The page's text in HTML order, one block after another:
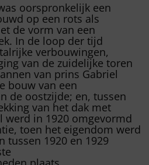
oorspronkelijk een
op een rots als
de vorm van een
In de loop der tijd
verbouwingen,
van de zuidelijke toren
van prins Gabriel
bouw van een
de oostzijde; en, tussen
van het dak met
werd in 1920 omgevormd
toen het eigendom werd
tussen 1920 en 1929